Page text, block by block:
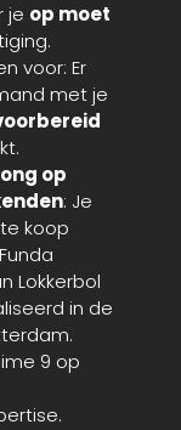
je op moet
voor: Er
met je
op
: Je
koop
Lokkerbol
in de
9 op